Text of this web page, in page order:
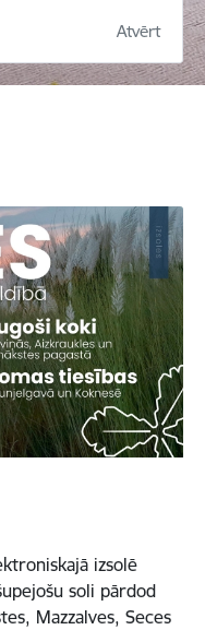
Atvērt
izsolē
soli pārdod
Mazzalves, Seces